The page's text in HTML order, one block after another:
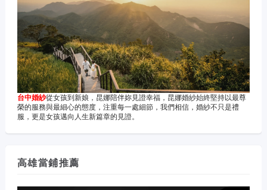
台中婚紗從女孩到新娘，昆娜陪伴妳見證幸福，昆娜婚紗始終堅持以最尊
榮的服務與最細心的態度，注重每一處細節，我們相信，婚紗不只是禮
服，更是女孩邁向人生新篇章的見證。
高雄當鋪推薦